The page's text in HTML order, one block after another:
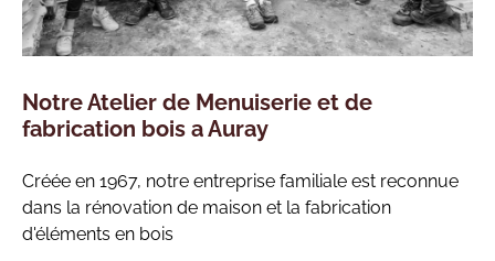
Notre Atelier de Menuiserie et de
fabrication bois a Auray
Créée en 1967, notre entreprise familiale est reconnue
dans la rénovation de maison et la fabrication
d'éléments en bois